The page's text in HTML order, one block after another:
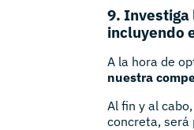
9. Investiga
incluyendo
A la hora de
nuestra
Al fin y al
concreta, será